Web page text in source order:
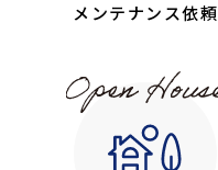
メンテナンス依頼